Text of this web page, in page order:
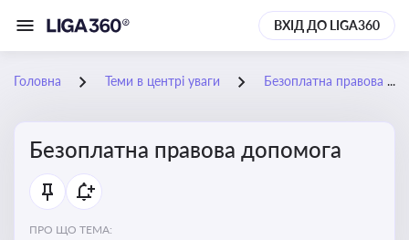
ВХІД ДО LIGA360
Головна Теми в центрі уваги Безоплатна правова допомога
Безоплатна правова допомога
ПРО ЩО ТЕМА: